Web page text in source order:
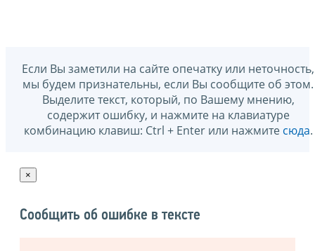
Если Вы заметили на сайте опечатку или неточность,
мы будем признательны, если Вы сообщите об этом.
Выделите текст, который, по Вашему мнению,
содержит ошибку, и нажмите на клавиатуре
комбинацию клавиш: Ctrl + Enter или нажмите сюда.
×
Сообщить об ошибке в тексте